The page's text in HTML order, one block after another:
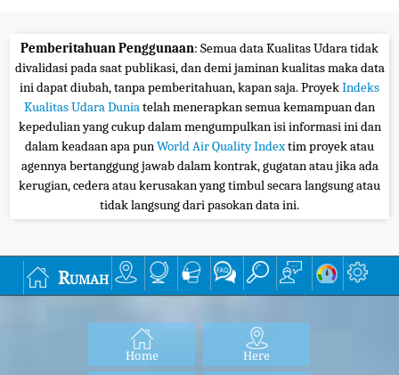
Pemberitahuan Penggunaan: Semua data Kualitas Udara tidak
divalidasi pada saat publikasi, dan demi jaminan kualitas maka data
ini dapat diubah, tanpa pemberitahuan, kapan saja. ProyekIndeks
Kualitas Udara Duniatelah menerapkan semua kemampuan dan
kepedulian yang cukup dalam mengumpulkan isi informasi ini dan
dalam keadaan apa punWorld Air Quality Indextim proyek atau
agennya bertanggung jawab dalam kontrak, gugatan atau jika ada
kerugian, cedera atau kerusakan yang timbul secara langsung atau
tidak langsung dari pasokan data ini.
Rumah
Home Here